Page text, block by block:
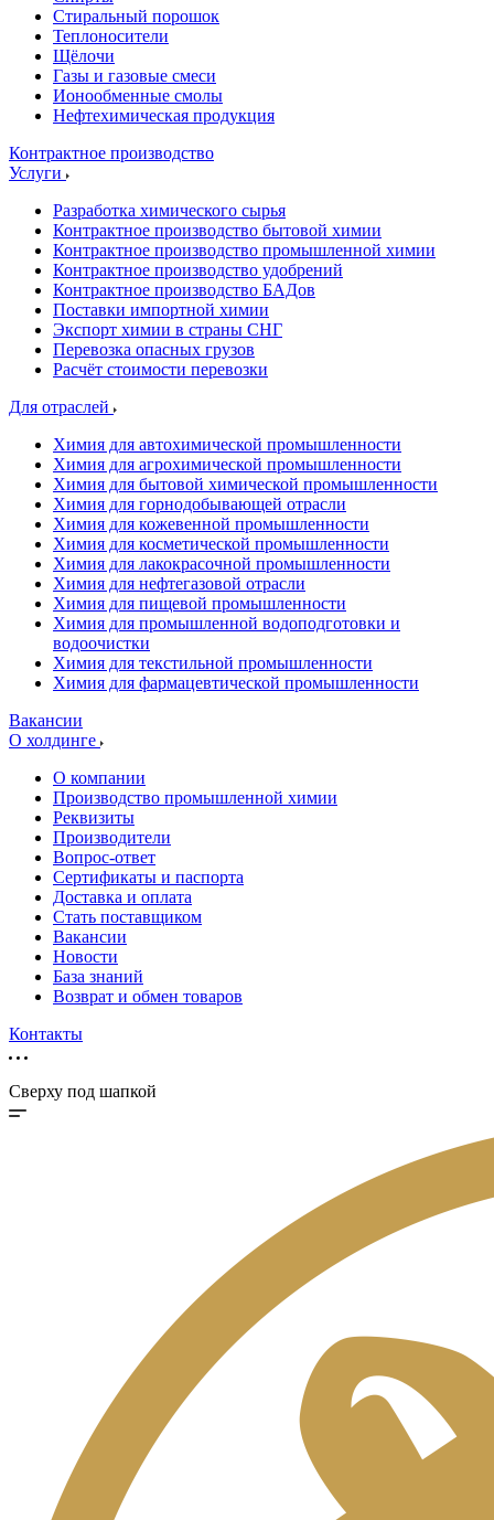
Стиральный порошок
Теплоносители
Щёлочи
Газы и газовые смеси
Ионообменные смолы
Нефтехимическая продукция
Контрактное производство
Услуги
Разработка химического сырья
Контрактное производство бытовой химии
Контрактное производство промышленной химии
Контрактное производство удобрений
Контрактное производство БАДов
Поставки импортной химии
Экспорт химии в страны СНГ
Перевозка опасных грузов
Расчёт стоимости перевозки
Для отраслей
Химия для автохимической промышленности
Химия для агрохимической промышленности
Химия для бытовой химической промышленности
Химия для горнодобывающей отрасли
Химия для кожевенной промышленности
Химия для косметической промышленности
Химия для лакокрасочной промышленности
Химия для нефтегазовой отрасли
Химия для пищевой промышленности
Химия для промышленной водоподготовки и
водоочистки
Химия для текстильной промышленности
Химия для фармацевтической промышленности
Вакансии
О холдинге
О компании
Производство промышленной химии
Реквизиты
Производители
Вопрос-ответ
Сертификаты и паспорта
Доставка и оплата
Стать поставщиком
Вакансии
Новости
База знаний
Возврат и обмен товаров
Контакты
Сверху под шапкой